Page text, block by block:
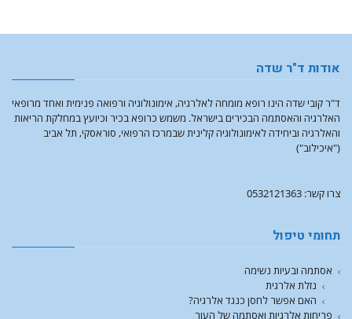
אודות ד"ר שדה
ד"ר קובי שדה הינו רופא מומחה לאלרגיה, אימונולוגיה ורפואה פנימית ואחד מרופאי
האלרגיה והאסתמה הבכירים בישראל. משמש כרופא בכיר וכיועץ במחלקת הריאות
והאלרגיה וביחידה לאימונולוגיה קלינית שבמרכז הרפואי, סוראסקי, תל אביב
("איכילוב")
צרו קשר: 0532121363
תחומי טיפול
אסתמה ובעיות נשימה
נזלת אלרגית
האם אפשר לחסן כנגד אלרגיה?
פריחות אלרגיות ואסתמה של העור